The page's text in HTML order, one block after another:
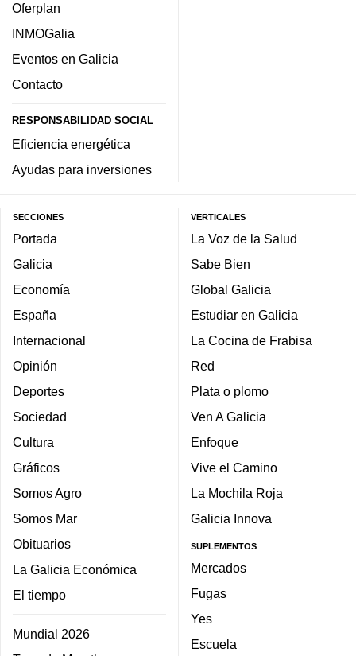
Oferplan
INMOGalia
Eventos en Galicia
Contacto
RESPONSABILIDAD SOCIAL
Eficiencia energética
Ayudas para inversiones
SECCIONES
Portada
Galicia
Economía
España
Internacional
Opinión
Deportes
Sociedad
Cultura
Gráficos
Somos Agro
Somos Mar
Obituarios
La Galicia Económica
El tiempo
Mundial 2026
VERTICALES
La Voz de la Salud
Sabe Bien
Global Galicia
Estudiar en Galicia
La Cocina de Frabisa
Red
Plata o plomo
Ven A Galicia
Enfoque
Vive el Camino
La Mochila Roja
Galicia Innova
SUPLEMENTOS
Mercados
Fugas
Yes
Escuela